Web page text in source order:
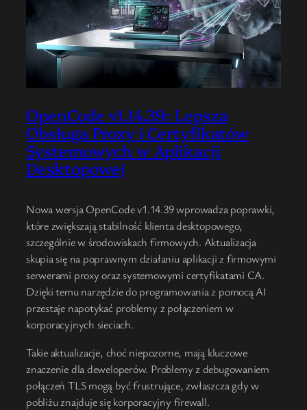
OpenCode v1.14.39: Lepsza
Obsługa Proxy i Certyfikatów
Systemowych w Aplikacji
Desktopowej
Nowa wersja OpenCode v1.14.39 wprowadza poprawki,
które zwiększają stabilność klienta desktopowego,
szczególnie w środowiskach firmowych. Aktualizacja
skupia się na poprawnym działaniu aplikacji z firmowymi
serwerami proxy oraz systemowymi certyfikatami CA.
Dzięki temu narzędzie do programowania z pomocą AI
przestaje napotykać problemy z połączeniem w
korporacyjnych sieciach.
Takie aktualizacje, choć niepozorne, mają kluczowe
znaczenie dla deweloperów. Problemy z debugowaniem
połączeń TLS mogą być frustrujące, zwłaszcza gdy w
pobliżu znajduje się korporacyjny firewall.